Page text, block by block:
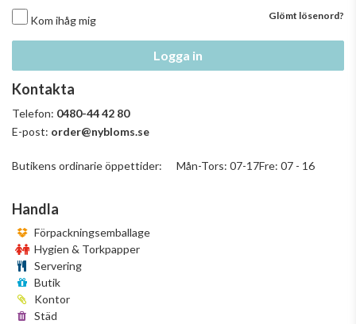
Kom ihåg mig Glömt lösenord?
Logga in
Kontakta
Telefon: 0480-44 42 80
E-post: order@nybloms.se
Butikens ordinarie öppettider: Mån-Tors: 07-17Fre: 07 - 16
Handla
Förpackningsemballage
Hygien & Torkpapper
Servering
Butik
Kontor
Städ